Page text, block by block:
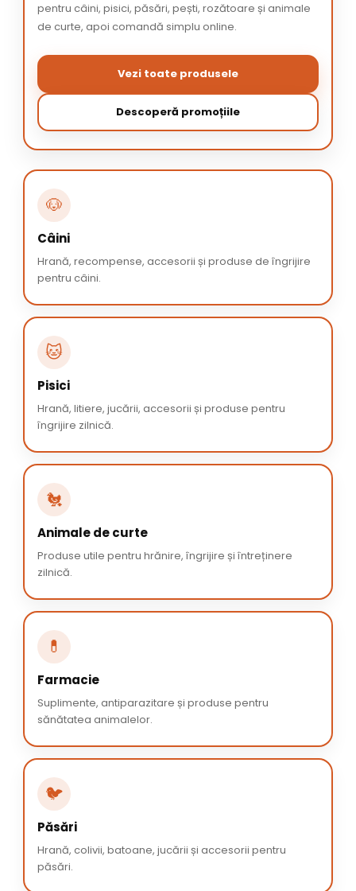
pentru câini, pisici, păsări, pești, rozătoare și animale
de curte, apoi comandă simplu online.
Vezi toate produsele
Descoperă promoțiile
🐶
Câini
Hrană, recompense, accesorii și produse de îngrijire
pentru câini.
🐱
Pisici
Hrană, litiere, jucării, accesorii și produse pentru
îngrijire zilnică.
🐔
Animale de curte
Produse utile pentru hrănire, îngrijire și întreținere
zilnică.
💊
Farmacie
Suplimente, antiparazitare și produse pentru
sănătatea animalelor.
🐦
Păsări
Hrană, colivii, batoane, jucării și accesorii pentru
păsări.